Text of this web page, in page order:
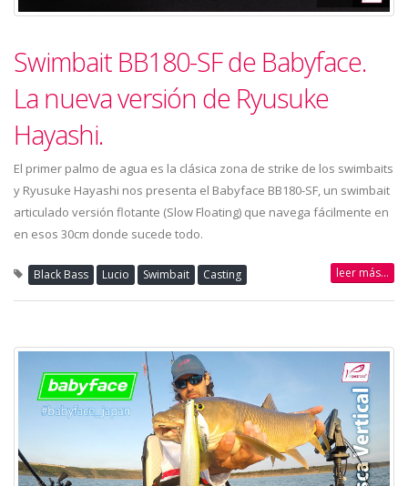
Swimbait BB180-SF de Babyface.
La nueva versión de Ryusuke
Hayashi.
El primer palmo de agua es la clásica zona de strike de los swimbaits
y Ryusuke Hayashi nos presenta el Babyface BB180-SF, un swimbait
articulado versión flotante (Slow Floating) que navega fácilmente en
en esos 30cm donde sucede todo.
Black Bass Lucio Swimbait Casting leer más...